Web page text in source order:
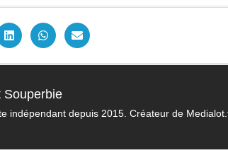
Souperbie
indépendant depuis 2015. Créateur de